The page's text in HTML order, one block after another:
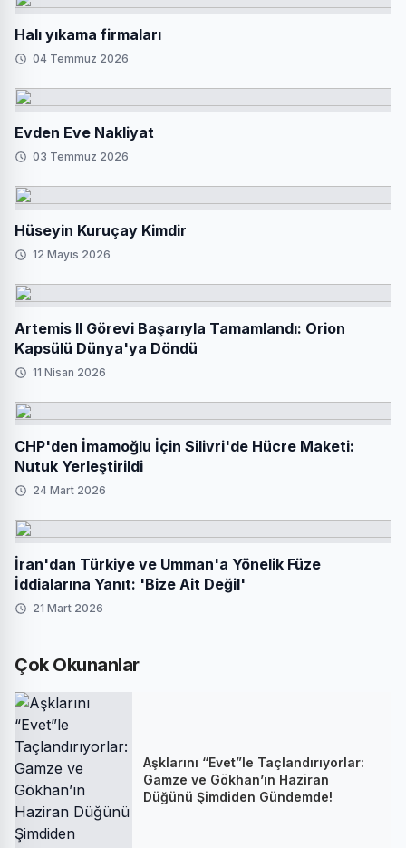
Halı yıkama firmaları
04 Temmuz 2026
Evden Eve Nakliyat
03 Temmuz 2026
Hüseyin Kuruçay Kimdir
12 Mayıs 2026
Artemis II Görevi Başarıyla Tamamlandı: Orion
Kapsülü Dünya'ya Döndü
11 Nisan 2026
CHP'den İmamoğlu İçin Silivri'de Hücre Maketi:
Nutuk Yerleştirildi
24 Mart 2026
İran'dan Türkiye ve Umman'a Yönelik Füze
İddialarına Yanıt: 'Bize Ait Değil'
21 Mart 2026
Çok Okunanlar
Aşklarını “Evet”le Taçlandırıyorlar:
Gamze ve Gökhan’ın Haziran
Düğünü Şimdiden Gündemde!